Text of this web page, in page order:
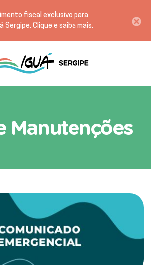
fiscal exclusivo para
Sergipe. Clique e saiba mais.
Manutenções